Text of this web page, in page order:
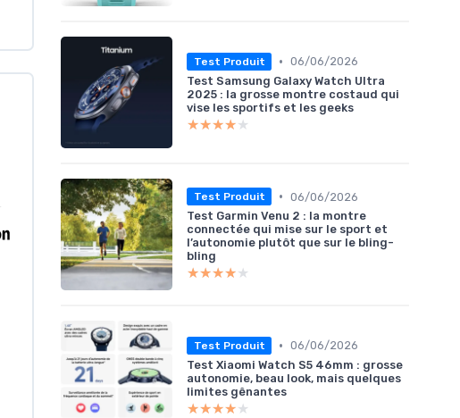
Test Produit • 06/06/2026
Test Samsung Galaxy Watch Ultra
2025 : la grosse montre costaud qui
vise les sportifs et les geeks
★★★★★
★★★★★
Test Produit • 06/06/2026
Test Garmin Venu 2 : la montre
connectée qui mise sur le sport et
l’autonomie plutôt que sur le bling-
bling
★★★★★
★★★★★
Test Produit • 06/06/2026
Test Xiaomi Watch S5 46mm : grosse
autonomie, beau look, mais quelques
limites gênantes
★★★★★
★★★★★